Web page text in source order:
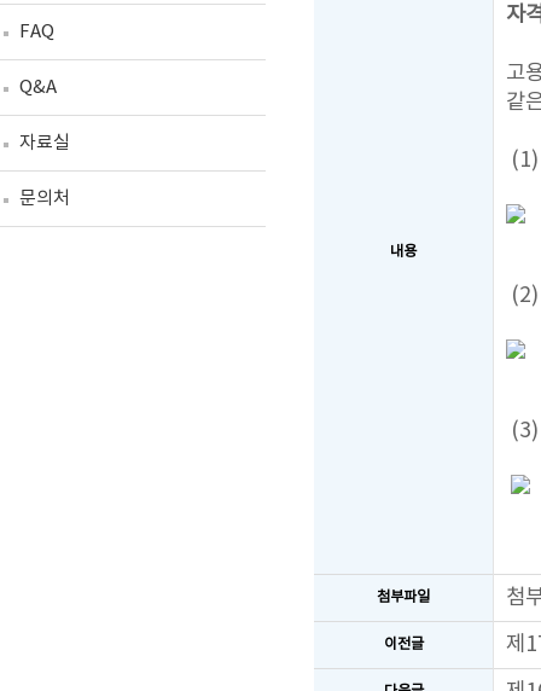
FAQ
Q&A
자료실
문의처
내용
자
고
같
첨부파일 첨
이전글 제